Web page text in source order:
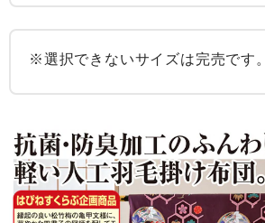
※選択できないサイズは完売です。